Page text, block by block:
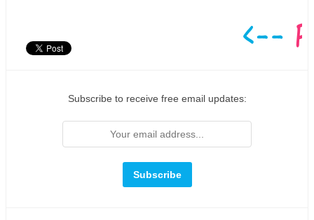
Subscribe to receive free email updates: